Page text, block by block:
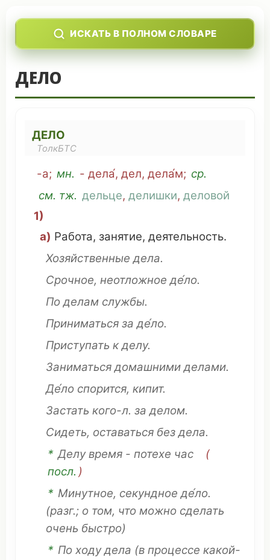
ИСКАТЬ В ПОЛНОМ СЛОВАРЕ
ДЕЛО
ДЕЛО
ТолкБТС
-а; мн. - дела́, дел, дела́м; ср.
см. тж. дельце, делишки, деловой
1)
а) Работа, занятие, деятельность.
Хозяйственные дела.
Срочное, неотложное де́ло.
По делам службы.
Приниматься за де́ло.
Приступать к делу.
Заниматьсядомашними делами.
Де́ло спорится, кипит.
Застать кого-л. за делом.
Сидеть, оставаться без дела.
* Делувремя - потехе час
(
посл. )
* Минутное, секундное де́ло.
(разг.; о том, что можно сделать
очень быстро)
* По ходудела (в процессе какой-